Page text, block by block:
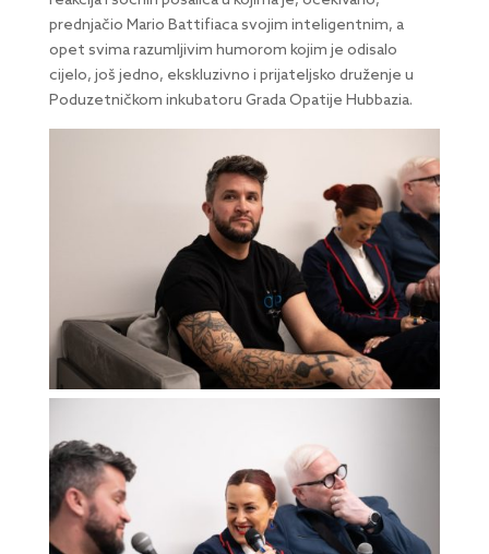
prednjačio Mario Battifiaca svojim inteligentnim, a
opet svima razumljivim humorom kojim je odisalo
cijelo, još jedno, ekskluzivno i prijateljsko druženje u
Poduzetničkom inkubatoru Grada Opatije Hubbazia.